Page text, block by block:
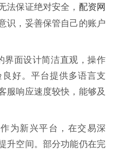
法保证绝对安全， 配资网
识，妥善保管自己的账户
界面设计简洁直观，操作
好。平台提供多语言支
服响应速度较快，能够及
为新兴平台，在交易深
升空间。部分功能仍在完